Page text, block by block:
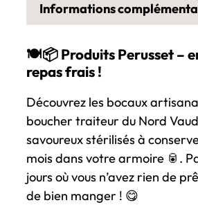
t
d
e
P
e
r
u
s
s
Informations
🍽️📦 Produits Perusset –
repas frais !
Découvrez les bocaux
boucher traiteur du Nord
savoureux stérilisés à
mois dans votre armoire 🥫.
jours où vous n’avez rien de
de bien manger ! 😋